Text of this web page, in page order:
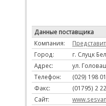
Данные поставщика
Компания:
Город:
г. Слуцк
Адрес:
ул.
Телефон:
(029) 198
Факс:
(01795) 2
Сайт: